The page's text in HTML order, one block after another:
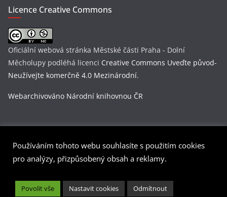
Licence Creative Commons
Oficiální webová stránka Městské části Praha - Dolní
Měcholupy podléhá licenci Creative Commons Uveďte původ-
Neužívejte komerčně 4.0 Mezinárodní.
Webarchivováno Národní knihovnou ČR
Copyright © 2026Praha-Dolní Měcholupy. Všechna práva
Šablona:ColorMagod ThemeGrill. PoužívámeWordPress
Používáním tohoto webu souhlasíte s použitím cookies
pro analýzy, přizpůsobený obsah a reklamy.
Povolit vše Nastavit cookies Odmítnout